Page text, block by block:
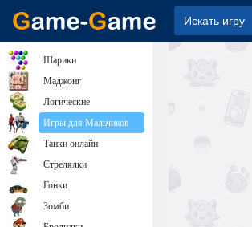
Шарики
Маджонг
Логические
Игры для Мальчиков
Танки онлайн
Стрелялки
Гонки
Зомби